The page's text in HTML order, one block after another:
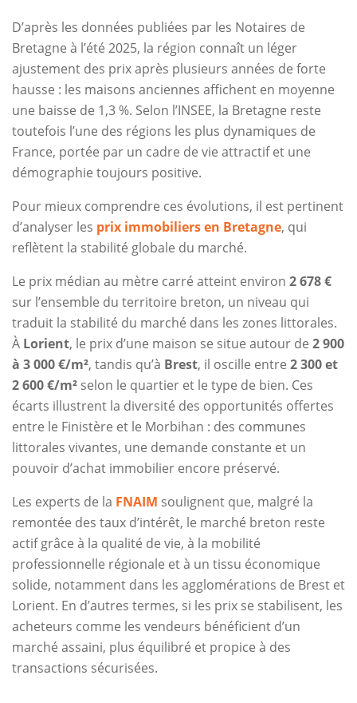
D’après les données publiées par les Notaires de
Bretagne à l’été 2025, la région connaît un léger
ajustement des prix après plusieurs années de forte
hausse : les maisons anciennes affichent en moyenne
une baisse de 1,3 %. Selon l’INSEE, la Bretagne reste
toutefois l’une des régions les plus dynamiques de
France, portée par un cadre de vie attractif et une
démographie toujours positive.
Pour mieux comprendre ces évolutions, il est pertinent
d’analyser les prix immobiliers en Bretagne, qui
reflètent la stabilité globale du marché.
Le prix médian au mètre carré atteint environ 2 678 €
sur l’ensemble du territoire breton, un niveau qui
traduit la stabilité du marché dans les zones littorales.
À Lorient, le prix d’une maison se situe autour de 2 900
à 3 000 €/m², tandis qu’à Brest, il oscille entre 2 300 et
2 600 €/m² selon le quartier et le type de bien. Ces
écarts illustrent la diversité des opportunités offertes
entre le Finistère et le Morbihan : des communes
littorales vivantes, une demande constante et un
pouvoir d’achat immobilier encore préservé.
Les experts de la FNAIM soulignent que, malgré la
remontée des taux d’intérêt, le marché breton reste
actif grâce à la qualité de vie, à la mobilité
professionnelle régionale et à un tissu économique
solide, notamment dans les agglomérations de Brest et
Lorient. En d’autres termes, si les prix se stabilisent, les
acheteurs comme les vendeurs bénéficient d’un
marché assaini, plus équilibré et propice à des
transactions sécurisées.